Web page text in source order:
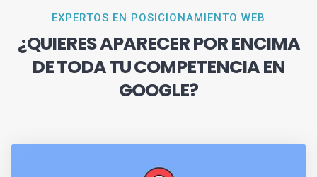
EXPERTOS EN POSICIONAMIENTO WEB
¿QUIERES APARECER POR ENCIMA
DE TODA TU COMPETENCIA EN
GOOGLE?